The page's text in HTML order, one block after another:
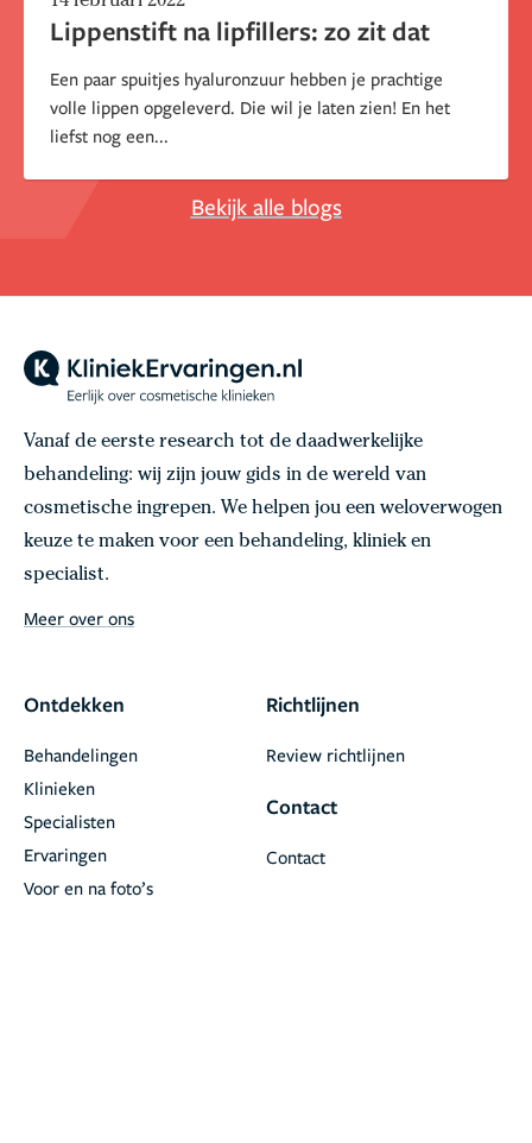
Lippenstift na lipfillers: zo zit dat
Een paar spuitjes hyaluronzuur hebben je prachtige
volle lippen opgeleverd. Die wil je laten zien! En het
liefst nog een...
Bekijk alle blogs
Vanaf de eerste research tot de daadwerkelijke
behandeling: wij zijn jouw gids in de wereld van
cosmetische ingrepen. We helpen jou een weloverwogen
keuze te maken voor een behandeling, kliniek en
specialist.
Meer over ons
Ontdekken
Behandelingen
Klinieken
Specialisten
Ervaringen
Voor en na foto’s
Richtlijnen
Review richtlijnen
Contact
Contact